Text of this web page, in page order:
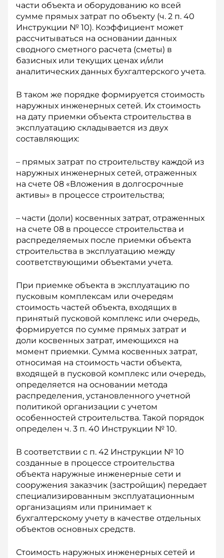
части объекта и оборудованию ко всей
сумме прямых затрат по объекту (ч. 2 п. 40
Инструкции № 10). Коэффициент может
рассчитываться на основании дан­ных
сводного сметного расчета (сметы) в
базисных или текущих ценах и/или
аналитических данных бухгалтерского учета.
В таком же порядке формируется стоимость
наружных инженерных сетей. Их стоимость
на дату приемки объекта строительства в
эксплуатацию складывается из двух
составляющих:
– прямых затрат по строительству каждой из
наружных инженерных сетей, отраженных
на счете 08 «Вложения в долгосрочные
активы» в процессе строительства;
– части (доли) косвенных затрат, отраженных
на счете 08 в процессе строительства и
распределяемых после приемки объекта
строительства в эксплуатацию между
соответствующими объектами учета.
При приемке объекта в эксплуатацию по
пусковым комплексам или очередям
стоимость частей объекта, входящих в
принятый пусковой комплекс или очередь,
формируется по сумме прямых затрат и
доли косвенных затрат, имеющихся на
момент приемки. Сумма косвенных затрат,
относимая на стоимость части объекта,
входящей в пусковой комплекс или очередь,
определяется на основании метода
распределения, установленного учетной
политикой организации с учетом
особенностей строительства. Такой порядок
определен ч. 3 п. 40 Инструкции № 10.
В соответствии с п. 42 Инструкции № 10
созданные в процессе строительства
объекта наружные инженерные сети и
сооружения заказчик (застройщик) передает
специализированным эксплуатационным
организациям или принимает к
бухгалтерскому учету в качестве отдельных
объектов основных средств.
Стоимость наружных инженерных сетей и